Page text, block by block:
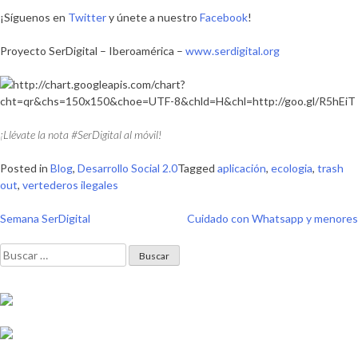
¡Síguenos en Twittery únete a nuestro Facebook!
Proyecto SerDigital – Iberoamérica – www.serdigital.org
¡Llévate la nota #SerDigital al móvil!
Posted in Blog, Desarrollo Social 2.0Tagged aplicación, ecologia, trash
out, vertederos ilegales
Navegación
de
Semana SerDigital Cuidado con Whatsapp y menores
Buscar: